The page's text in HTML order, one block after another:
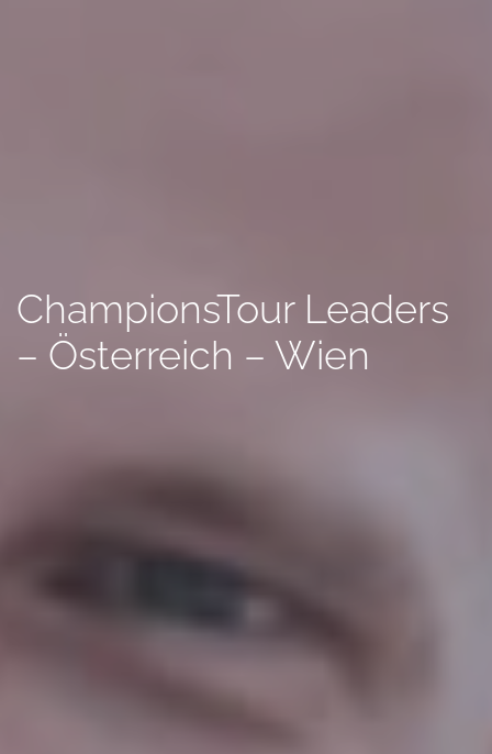
ChampionsTour Leaders
– Österreich – Wien